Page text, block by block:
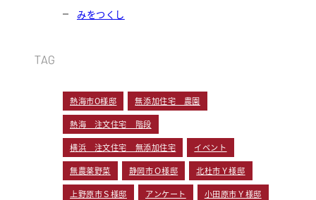
みをつくし
TAG
熱海市O様邸 無添加住宅 農園
熱海 注文住宅 階段
横浜 注文住宅 無添加住宅 イベント
無農薬野菜 静岡市Ｏ様邸 北杜市Ｙ様邸
上野原市Ｓ様邸 アンケート 小田原市Ｙ様邸